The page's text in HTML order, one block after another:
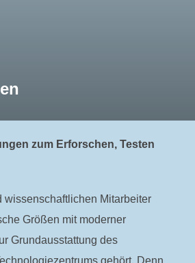
zum Erforschen, Testen
wissenschaftlichen Mitarbeiter
Größen mit moderner
Grundausstattung des
gehört. Denn